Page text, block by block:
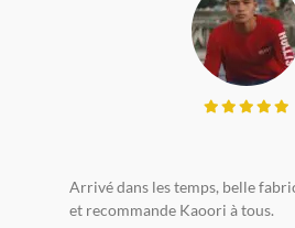
Arrivé dans les temps, belle
et recommande Kaoori à tous.